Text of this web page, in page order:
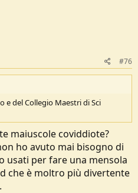
#76
e del Collegio Maestri di Sci
maiuscole coviddiote?
ho avuto mai bisogno di
usati per fare una mensola
che è moltro più divertente